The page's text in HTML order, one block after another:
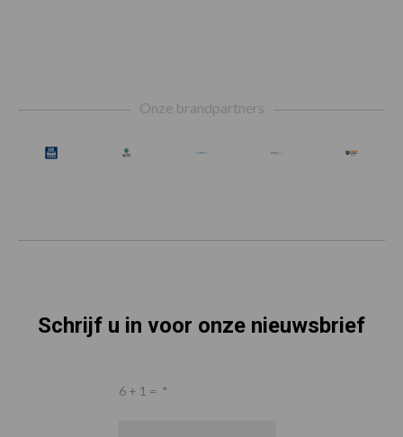
Onze brandpartners
Schrijf u in voor onze nieuwsbrief
6 + 1 = *